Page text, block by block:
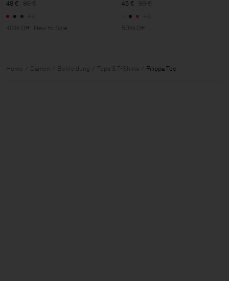
48 € 80 €
+4
40% Off
New to Sale
45 € 90 €
+3
50% Off
Home Damen Bekleidung Tops & T-Shirts Filippa Tee